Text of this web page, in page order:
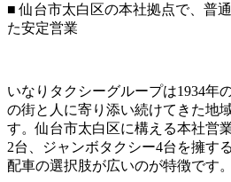
■ 仙台市太白区の本社拠点で、普
た安定営業
いなりタクシーグループは1934年
の街と人に寄り添い続けてきた地
す。仙台市太白区に構える本社営
2台、ジャンボタクシー4台を擁す
配車の選択肢が広いのが特徴です。